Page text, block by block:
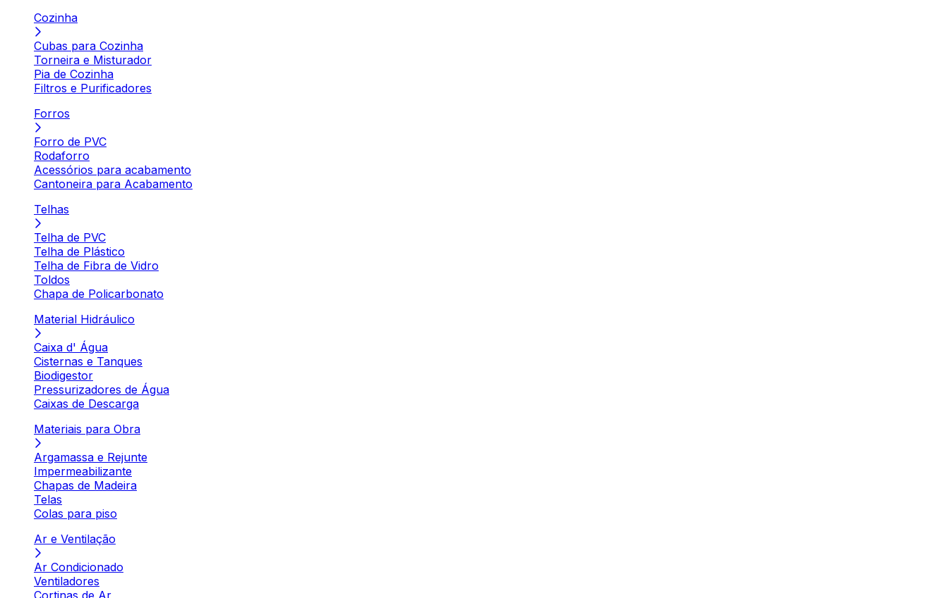
Cozinha
Cubas para Cozinha
Torneira e Misturador
Pia de Cozinha
Filtros e Purificadores
Forros
Forro de PVC
Rodaforro
Acessórios para acabamento
Cantoneira para Acabamento
Telhas
Telha de PVC
Telha de Plástico
Telha de Fibra de Vidro
Toldos
Chapa de Policarbonato
Material Hidráulico
Caixa d' Água
Cisternas e Tanques
Biodigestor
Pressurizadores de Água
Caixas de Descarga
Materiais para Obra
Argamassa e Rejunte
Impermeabilizante
Chapas de Madeira
Telas
Colas para piso
Ar e Ventilação
Ar Condicionado
Ventiladores
Cortinas de Ar